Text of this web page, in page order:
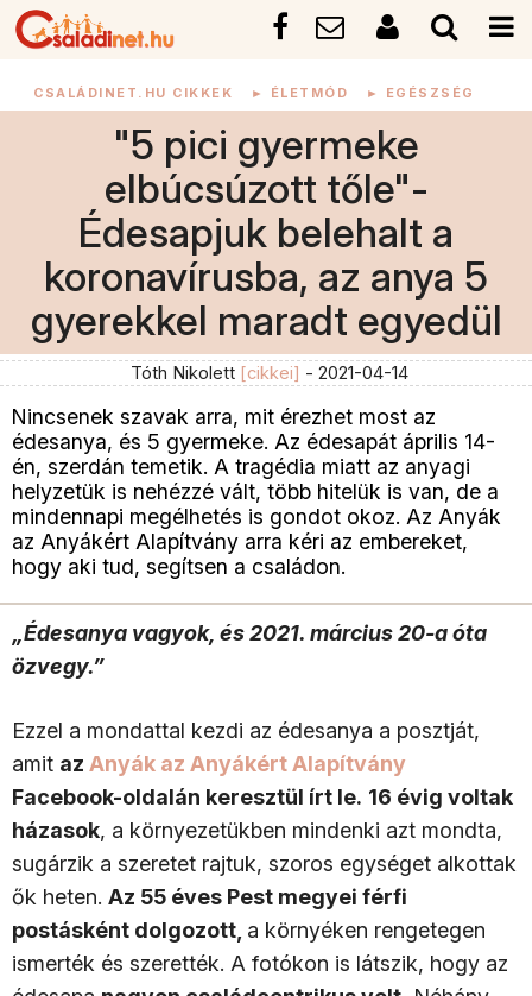
CSALÁDINET.HU CIKKEK ► ÉLETMÓD ► EGÉSZSÉG
"5 pici gyermeke
elbúcsúzott tőle"-
Édesapjuk belehalt a
koronavírusba, az anya 5
gyerekkel maradt egyedül
Tóth Nikolett [cikkei] - 2021-04-14
Nincsenek szavak arra, mit érezhet most az
édesanya, és 5 gyermeke. Az édesapát április 14-
én, szerdán temetik. A tragédia miatt az anyagi
helyzetük is nehézzé vált, több hitelük is van, de a
mindennapi megélhetés is gondot okoz. Az Anyák
az Anyákért Alapítvány arra kéri az embereket,
hogy aki tud, segítsen a családon.
„Édesanya vagyok, és 2021. március 20-a óta
özvegy.”
Ezzel a mondattal kezdi az édesanya a posztját,
amit az Anyák az Anyákért Alapítvány
Facebook-oldalán keresztül írt le. 16 évig voltak
házasok, a környezetükben mindenki azt mondta,
sugárzik a szeretet rajtuk, szoros egységet alkottak
ők heten. Az 55 éves Pest megyei férfi
postásként dolgozott, a környéken rengetegen
ismerték és szerették. A fotókon is látszik, hogy az